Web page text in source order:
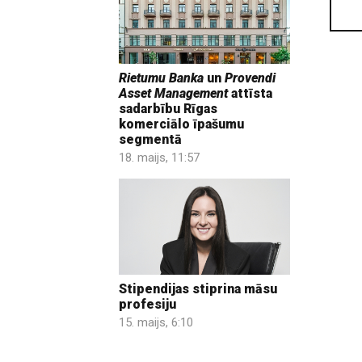
Rietumu Banka un Provendi
Asset Managementattīsta
sadarbību Rīgas
komerciālo īpašumu
segmentā
18. maijs, 11:57
Stipendijas stiprina māsu
profesiju
15. maijs, 6:10